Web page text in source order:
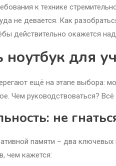
к технике
не девается. Как
действительно окажется
ноутбук для
ещё на этапе выбора:
Чем руководствоваться?
не
памяти – два
чем кажется: